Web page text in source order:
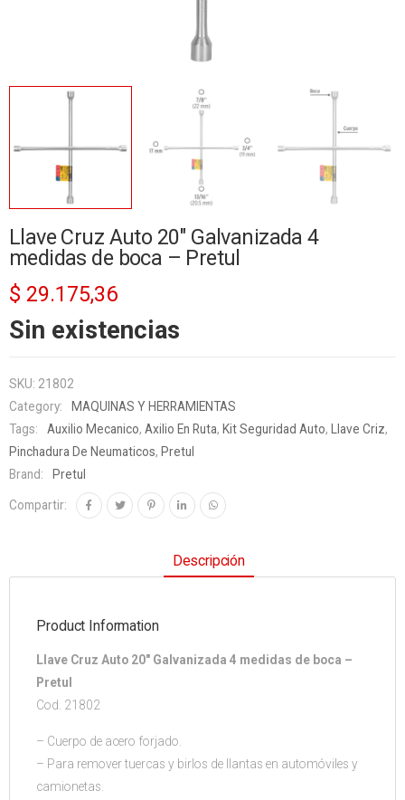
Llave Cruz Auto 20″ Galvanizada 4
medidas de boca – Pretul
$ 29.175,36
Sin existencias
SKU: 21802
Category:
MAQUINAS Y HERRAMIENTAS
Tags:
Auxilio Mecanico, Axilio En Ruta, Kit Seguridad Auto, Llave Criz,
Pinchadura De Neumaticos, Pretul
Brand:
Pretul
Compartir:
Descripción
Product Information
Llave Cruz Auto 20″ Galvanizada 4 medidas de boca –
Pretul
Cod. 21802
– Cuerpo de acero forjado.
– Para remover tuercas y birlos de llantas en automóviles y
camionetas.